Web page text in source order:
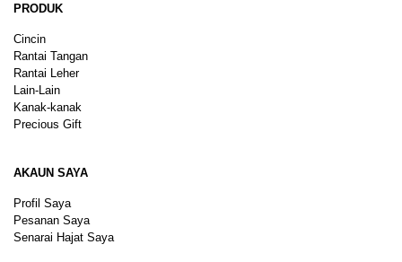
PRODUK
Cincin
Rantai Tangan
Rantai Leher
Lain-Lain
Kanak-kanak
Precious Gift
AKAUN SAYA
Profil Saya
Pesanan Saya
Senarai Hajat Saya